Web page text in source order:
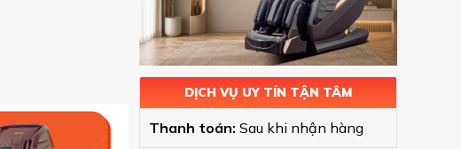
DỊCH VỤ UY TÍN TẬN TÂM
Thanh toán: Sau khi nhận hàng